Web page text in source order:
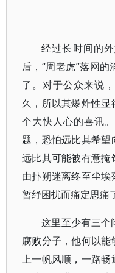
经过长时间的
后，“周老虎”落网
了。对于公众来说
久，所以其爆炸性
个大快人心的喜讯
题，恐怕远比其希
远比其可能被有意
由扑朔迷离终至尘
暂纾困扰而痛定思痛
这里至少有三个
腐败分子，他何以
上一帆风顺，一路